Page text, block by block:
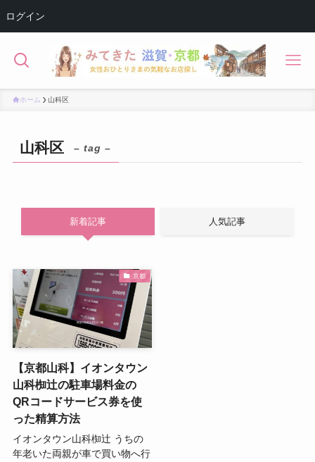
ログイン
ホーム 山科区
山科区 – tag –
新着記事 人気記事
京都
【京都山科】イオンタウン
山科椥辻の駐車場料金の
QRコードサービス券を使
った精算方法
イオンタウン山科椥辻 うちの
年老いた両親が車で買い物へ行